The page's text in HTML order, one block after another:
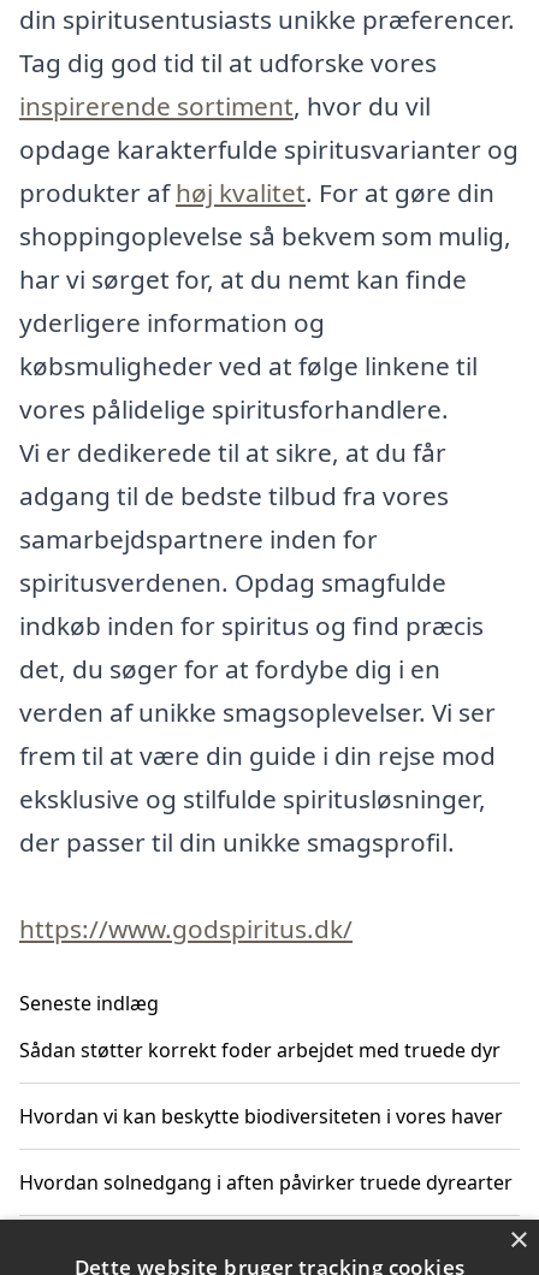
din spiritusentusiasts unikke præferencer.
Tag dig god tid til at udforske vores
inspirerende sortiment, hvor du vil
opdage karakterfulde spiritusvarianter og
produkter afhøj kvalitet. For at gøre din
shoppingoplevelse så bekvem som mulig,
har vi sørget for, at du nemt kan finde
yderligere information og
købsmuligheder ved at følge linkene til
vores pålidelige spiritusforhandlere.
Vi er dedikerede til at sikre, at du får
adgang til de bedste tilbud fra vores
samarbejdspartnere inden for
spiritusverdenen. Opdag smagfulde
indkøb inden for spiritus og find præcis
det, du søger for at fordybe dig i en
verden af unikke smagsoplevelser. Vi ser
frem til at være din guide i din rejse mod
eksklusive og stilfulde spiritusløsninger,
der passer til din unikke smagsprofil.
https://www.godspiritus.dk/
Seneste indlæg
Sådan støtter korrekt foder arbejdet med truede dyr
Hvordan vi kan beskytte biodiversiteten i vores haver
Hvordan solnedgang i aften påvirker truede dyrearter
×
Dette website bruger tracking cookies